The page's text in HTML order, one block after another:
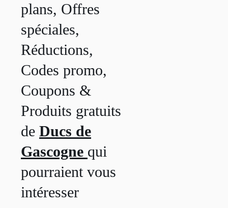
plans, Offres
spéciales,
Réductions,
Codes promo,
Coupons &
Produits gratuits
de Ducs de
Gascogne qui
pourraient vous
intéresser